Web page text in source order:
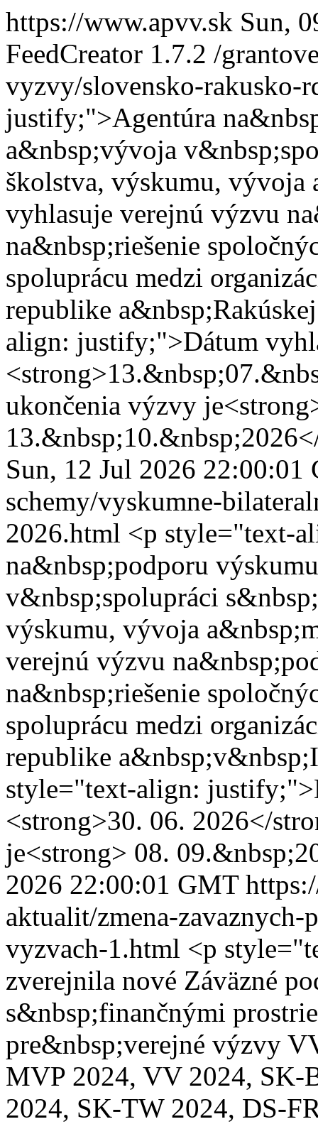
https://www.apvv.sk Sun,
FeedCreator 1.7.2 /
vyzvy/slovensko-rakusko-
justify;">Agentúra
a&nbsp;vývoja
školstva, výskumu, vývoja
vyhlasuje verejnú výzvu
na&nbsp;riešenie
spoluprácu medzi
republike
align: justify;">Dátum
ukončenia výzvy
Sun, 12 Jul 2026 22:00:01
schemy/vyskumne-
2026.html <p style="text-
na&nbsp;podporu
v&nbsp;spolupráci
výskumu, vývoja
verejnú výzvu
na&nbsp;riešenie
spoluprácu medzi
republike
style="text-align:
<strong>30. 06. 2026</
je<strong> 08.
2026 22:00:01 GMT
aktualit/zmena-
vyzvach-1.html <p
zverejnila nové Záväzné
s&nbsp;finančnými
pre&nbsp;verejné výzvy
MVP 2024, VV 2024, SK-
2024, SK-TW 2024, DS-